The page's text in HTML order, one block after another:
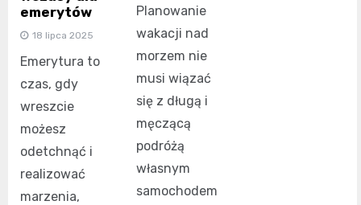
emerytów
18 lipca 2025
Emerytura to
czas, gdy
wreszcie
możesz
odetchnąć i
realizować
marzenia,
Planowanie
wakacji nad
morzem nie
musi wiązać
się z długą i
męczącą
podróżą
własnym
samochodem